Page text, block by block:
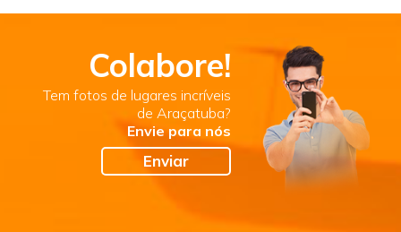
Colabore!
Tem fotos de lugares incríveis
de Araçatuba?
Envie para nós
Enviar